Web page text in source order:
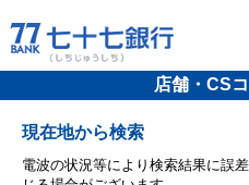
店舗・CS
現在地から検索
電波の状況等により検索結果に誤